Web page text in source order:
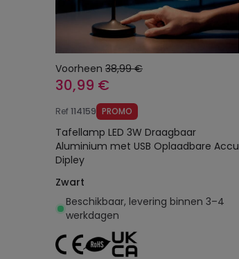
Voorheen 38,99 €
30,99 €
Ref114159 PROMO
Tafellamp LED 3W Draagbaar
Aluminium met USB Oplaadbare Accu
Dipley
Zwart
Beschikbaar, levering binnen 3–4
werkdagen